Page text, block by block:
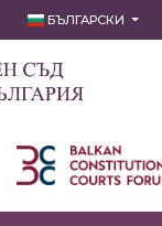
БЪЛГАРСКИ